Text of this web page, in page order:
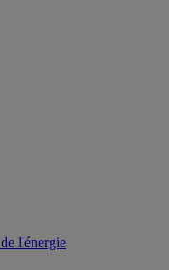
l'énergie